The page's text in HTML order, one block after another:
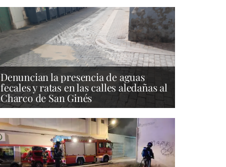
Denuncian la presencia de aguas
fecales y ratas en las calles aledañas al
Charco de San Ginés